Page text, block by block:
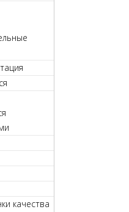
качества